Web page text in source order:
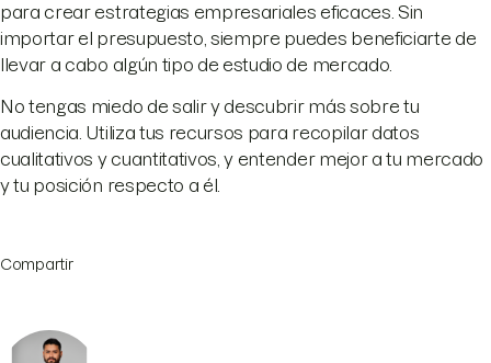
para crear estrategias empresariales eficaces. Sin
importar el presupuesto, siempre puedes beneficiarte de
llevar a cabo algún tipo de estudio de mercado.
No tengas miedo de salir y descubrir más sobre tu
audiencia. Utiliza tus recursos para recopilar datos
cualitativos y cuantitativos, y entender mejor a tu mercado
y tu posición respecto a él.
Compartir